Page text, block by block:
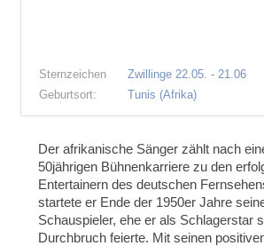
Sternzeichen
Zwillinge 22.05. - 21.06
Geburtsort:
Tunis (Afrika)
Der afrikanische Sänger zählt nach
50jährigen Bühnenkarriere zu den
Entertainern des deutschen
startete er Ende der 1950er Jahre
Schauspieler, ehe er als Schlagerstar
Durchbruch feierte. Mit seinen